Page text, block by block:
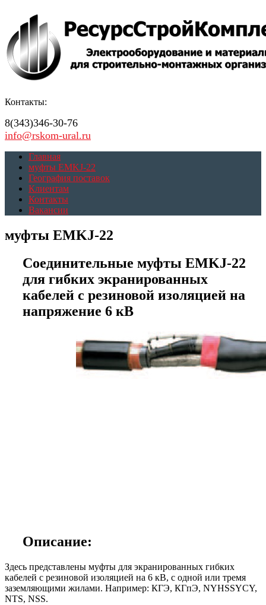
Контакты:
8(343)346-30-76
info@rskom-ural.ru
Главная
муфты EMKJ-22
География поставок
Клиентам
Контакты
Вакансии
муфты EMKJ-22
Соединительные муфты EMKJ-22
для гибких экранированных
кабелей с резиновой изоляцией на
напряжение 6 кВ
Описание:
Здесь представлены муфты для экранированных гибких
кабелей с резиновой изоляцией на 6 кВ, с одной или тремя
заземляющими жилами. Например: КГЭ, КГпЭ, NYHSSYCY,
NTS, NSS.